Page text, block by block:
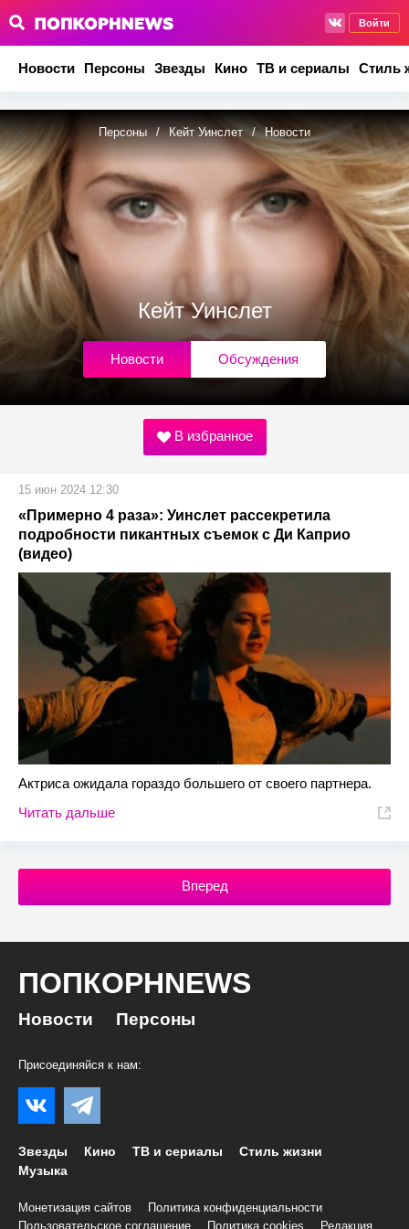
Войти
Новости Персоны Звезды Кино ТВ и сериалы Стиль
Персоны / Кейт Уинслет / Новости
Кейт Уинслет
Новости Обсуждения
В избранное
15 июн 2024 12:30
«Примерно 4 раза»: Уинслет рассекретила
подробности пикантных съемок с Ди Каприо
(видео)
Актриса ожидала гораздо большего от своего партнера.
Читать дальше
Вперед
ПОПКОРНNEWS
Новости Персоны
Присоединяйся к нам:
Звезды Кино ТВ и сериалы
Стиль жизни
Музыка
Монетизация сайтов
Политика конфиденциальности
Пользовательское соглашение
Политика cookies Редакция